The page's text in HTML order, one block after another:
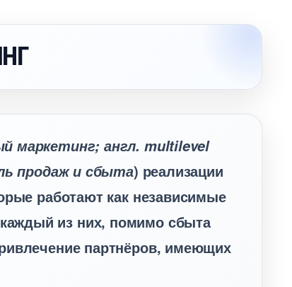
маркетинг; англ. multilevel
продаж и сбыта) реализации
работают как независимые
из них, помимо сбыта
партнёров, имеющих